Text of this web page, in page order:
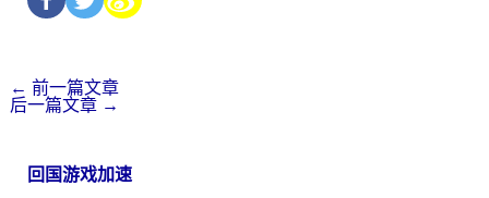
← 前一篇文章
后一篇文章 →
回国游戏加速